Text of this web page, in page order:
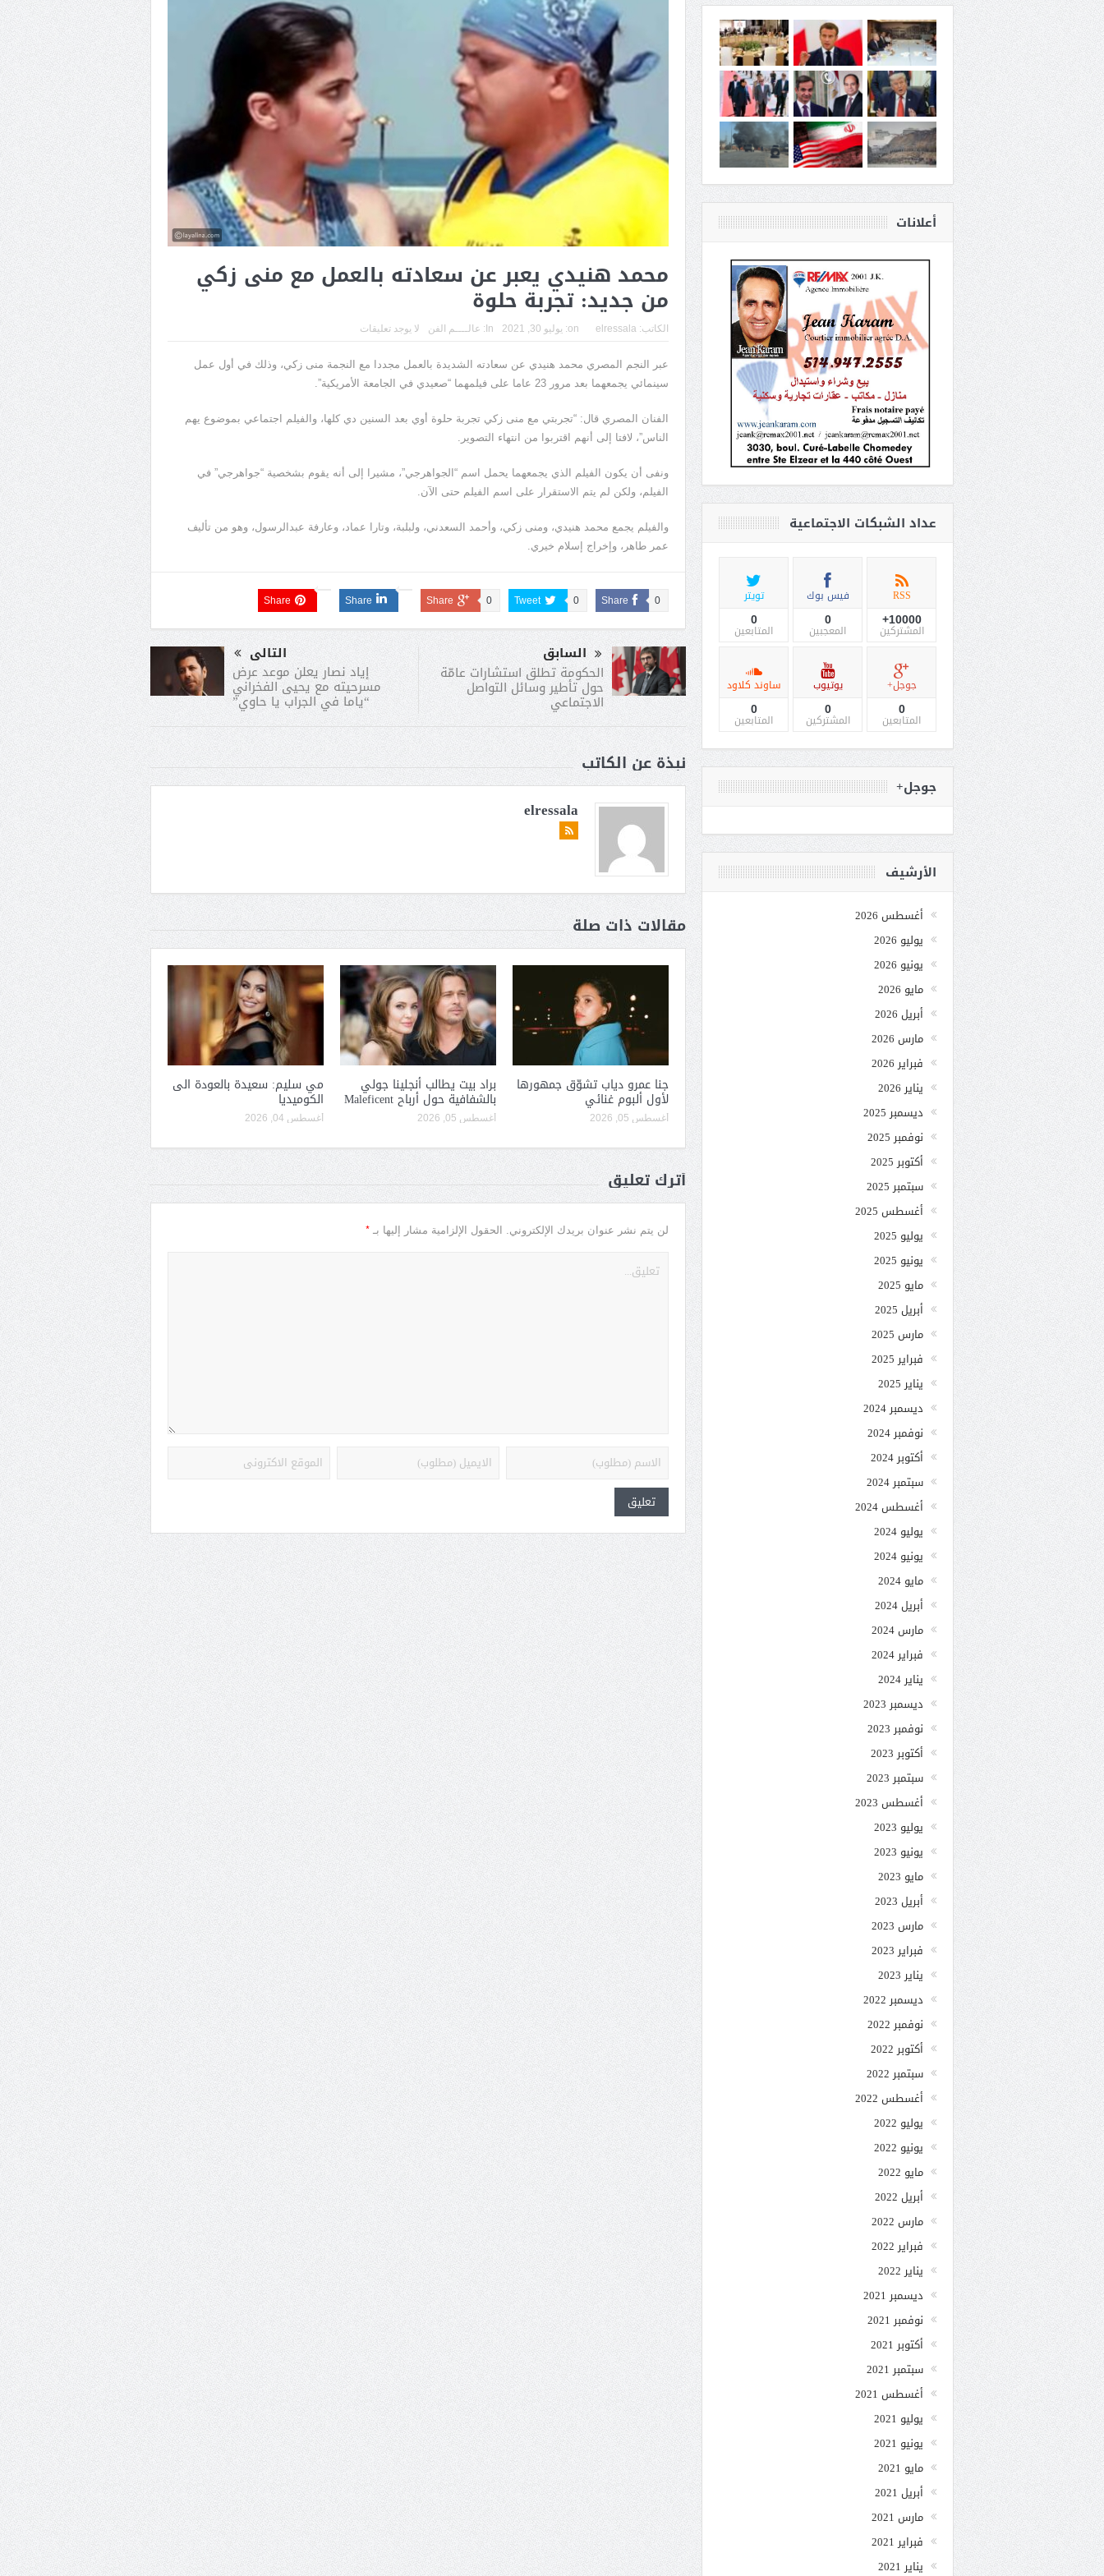
محمد هنيدي يعبر عن سعادته بالعمل مع منى زكي
من جديد: تجربة حلوة
الكاتب: elressala
on: يوليو 30, 2021 In: عالــــم الفن لا يوجد تعليقات
عبر النجم المصري محمد هنيدي عن سعادته الشديدة بالعمل مجددا مع النجمة منى زكي، وذلك في أول عمل
سينمائي يجمعهما بعد مرور 23 عاما على فيلمهما “صعيدي في الجامعة الأمريكية”.
الفنان المصري قال: “تجربتي مع منى زكي تجربة حلوة أوي بعد السنين دي كلها، والفيلم اجتماعي بموضوع يهم
الناس”، لافتا إلى أنهم اقتربوا من انتهاء التصوير.
ونفى أن يكون الفيلم الذي يجمعهما يحمل اسم “الجواهرجي”، مشيرا إلى أنه يقوم بشخصية “جواهرجي” في
الفيلم، ولكن لم يتم الاستقرار على اسم الفيلم حتى الآن.
والفيلم يجمع محمد هنيدي، ومنى زكي، وأحمد السعدني، ولبلبة، وتارا عماد، وعارفة عبدالرسول، وهو من تأليف
عمر طاهر، وإخراج إسلام خيري.
Share 0
Tweet 0
Share 0
Share
Share
السابق
الحكومة تطلق استشارات عامّة
حول تأطير وسائل التواصل
الاجتماعي
التالى
إياد نصار يعلن موعد عرض
مسرحيته مع يحيى الفخراني
“ياما في الجراب يا حاوي”
نبذة عن الكاتب
elressala
مقالات ذات صلة
جنا عمرو دياب تشوّق جمهورها
لأول ألبوم غنائي
أغسطس 05, 2026
براد بيت يطالب أنجلينا جولي
بالشفافية حول أرباح Maleficent
أغسطس 05, 2026
مي سليم: سعيدة بالعودة الى
الكوميديا
أغسطس 04, 2026
أترك تعليق
لن يتم نشر عنوان بريدك الإلكتروني. الحقول الإلزامية مشار إليها بـ *
أعلانات
عداد الشبكات الاجتماعية
RSS
10000+
المشتركين
فيس بوك
0
المعجبين
تويتر
0
المتابعين
جوجل+
0
المتابعين
يوتيوب
0
المشتركين
ساوند كلاود
0
المتابعين
جوجل+
الأرشيف
أغسطس 2026
يوليو 2026
يونيو 2026
مايو 2026
أبريل 2026
مارس 2026
فبراير 2026
يناير 2026
ديسمبر 2025
نوفمبر 2025
أكتوبر 2025
سبتمبر 2025
أغسطس 2025
يوليو 2025
يونيو 2025
مايو 2025
أبريل 2025
مارس 2025
فبراير 2025
يناير 2025
ديسمبر 2024
نوفمبر 2024
أكتوبر 2024
سبتمبر 2024
أغسطس 2024
يوليو 2024
يونيو 2024
مايو 2024
أبريل 2024
مارس 2024
فبراير 2024
يناير 2024
ديسمبر 2023
نوفمبر 2023
أكتوبر 2023
سبتمبر 2023
أغسطس 2023
يوليو 2023
يونيو 2023
مايو 2023
أبريل 2023
مارس 2023
فبراير 2023
يناير 2023
ديسمبر 2022
نوفمبر 2022
أكتوبر 2022
سبتمبر 2022
أغسطس 2022
يوليو 2022
يونيو 2022
مايو 2022
أبريل 2022
مارس 2022
فبراير 2022
يناير 2022
ديسمبر 2021
نوفمبر 2021
أكتوبر 2021
سبتمبر 2021
أغسطس 2021
يوليو 2021
يونيو 2021
مايو 2021
أبريل 2021
مارس 2021
فبراير 2021
يناير 2021